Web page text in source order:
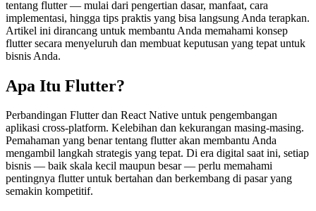
tentang flutter — mulai dari pengertian dasar, manfaat, cara
implementasi, hingga tips praktis yang bisa langsung Anda terapkan.
Artikel ini dirancang untuk membantu Anda memahami konsep
flutter secara menyeluruh dan membuat keputusan yang tepat untuk
bisnis Anda.
Apa Itu Flutter?
Perbandingan Flutter dan React Native untuk pengembangan
aplikasi cross-platform. Kelebihan dan kekurangan masing-masing.
Pemahaman yang benar tentang flutter akan membantu Anda
mengambil langkah strategis yang tepat. Di era digital saat ini, setiap
bisnis — baik skala kecil maupun besar — perlu memahami
pentingnya flutter untuk bertahan dan berkembang di pasar yang
semakin kompetitif.